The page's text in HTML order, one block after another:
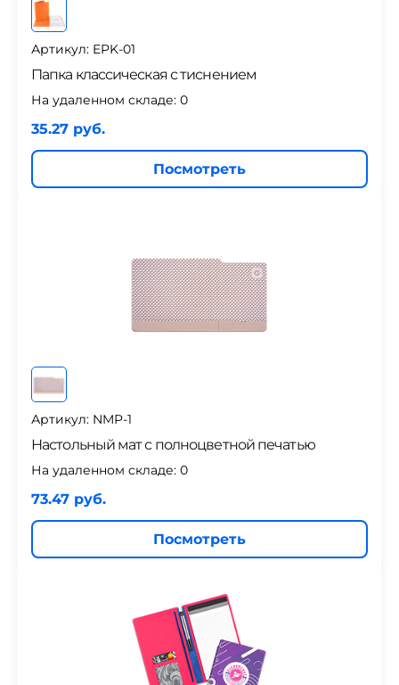
Артикул: EPK-01
Папка классическая с тиснением
На удаленном складе: 0
35.27 руб.
Посмотреть
Артикул: NMP-1
Настольный мат с полноцветной печатью
На удаленном складе: 0
73.47 руб.
Посмотреть